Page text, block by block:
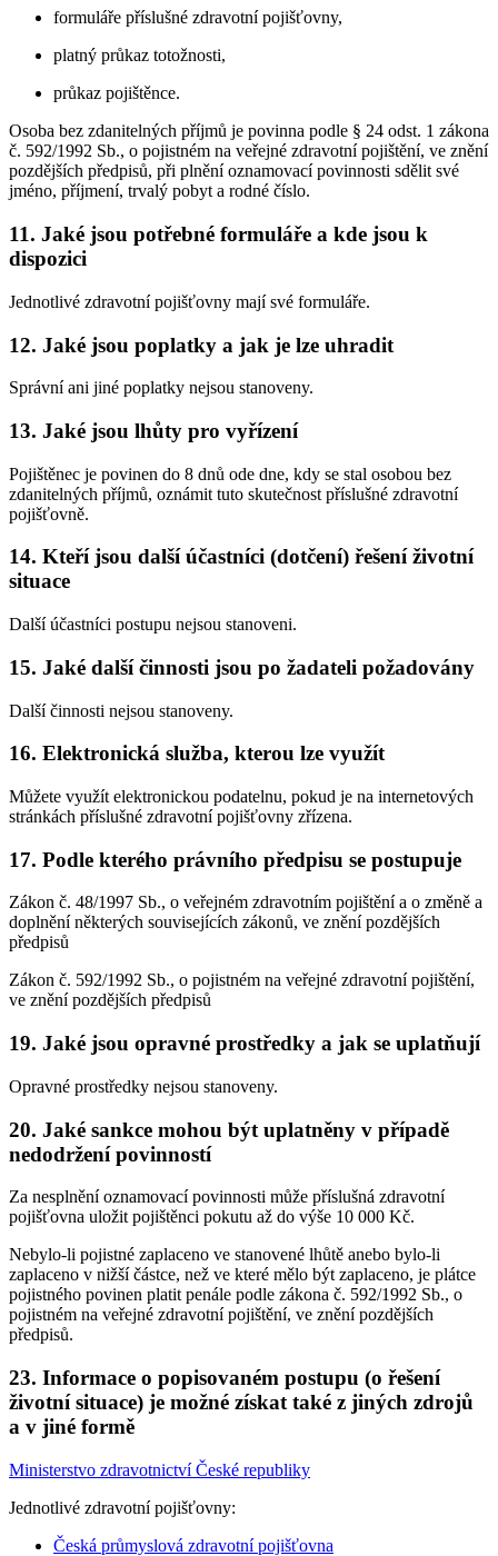
formuláře příslušné zdravotní pojišťovny,
platný průkaz totožnosti,
průkaz pojištěnce.
Osoba bez zdanitelných příjmů je povinna podle § 24 odst. 1 zákona
č. 592/1992 Sb., o pojistném na veřejné zdravotní pojištění, ve znění
pozdějších předpisů, při plnění oznamovací povinnosti sdělit své
jméno, příjmení, trvalý pobyt a rodné číslo.
11. Jaké jsou potřebné formuláře a kde jsou k
dispozici
Jednotlivé zdravotní pojišťovny mají své formuláře.
12. Jaké jsou poplatky a jak je lze uhradit
Správní ani jiné poplatky nejsou stanoveny.
13. Jaké jsou lhůty pro vyřízení
Pojištěnec je povinen do 8 dnů ode dne, kdy se stal osobou bez
zdanitelných příjmů, oznámit tuto skutečnost příslušné zdravotní
pojišťovně.
14. Kteří jsou další účastníci (dotčení) řešení životní
situace
Další účastníci postupu nejsou stanoveni.
15. Jaké další činnosti jsou po žadateli požadovány
Další činnosti nejsou stanoveny.
16. Elektronická služba, kterou lze využít
Můžete využít elektronickou podatelnu, pokud je na internetových
stránkách příslušné zdravotní pojišťovny zřízena.
17. Podle kterého právního předpisu se postupuje
Zákon č. 48/1997 Sb., o veřejném zdravotním pojištění a o změně a
doplnění některých souvisejících zákonů, ve znění pozdějších
předpisů
Zákon č. 592/1992 Sb., o pojistném na veřejné zdravotní pojištění,
ve znění pozdějších předpisů
19. Jaké jsou opravné prostředky a jak se uplatňují
Opravné prostředky nejsou stanoveny.
20. Jaké sankce mohou být uplatněny v případě
nedodržení povinností
Za nesplnění oznamovací povinnosti může příslušná zdravotní
pojišťovna uložit pojištěnci pokutu až do výše 10 000 Kč.
Nebylo-li pojistné zaplaceno ve stanovené lhůtě anebo bylo-li
zaplaceno v nižší částce, než ve které mělo být zaplaceno, je plátce
pojistného povinen platit penále podle zákona č. 592/1992 Sb., o
pojistném na veřejné zdravotní pojištění, ve znění pozdějších
předpisů.
23. Informace o popisovaném postupu (o řešení
životní situace) je možné získat také z jiných zdrojů
a v jiné formě
Ministerstvo zdravotnictví České republiky
Jednotlivé zdravotní pojišťovny:
Česká průmyslová zdravotní pojišťovna